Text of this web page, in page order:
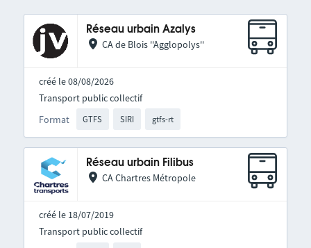
Réseau urbain Azalys
CA de Blois ''Agglopolys''
créé le 08/08/2026
Format GTFS SIRI gtfs-rt
Transport public collectif
Réseau urbain Filibus
CA Chartres Métropole
créé le 18/07/2019
Transport public collectif